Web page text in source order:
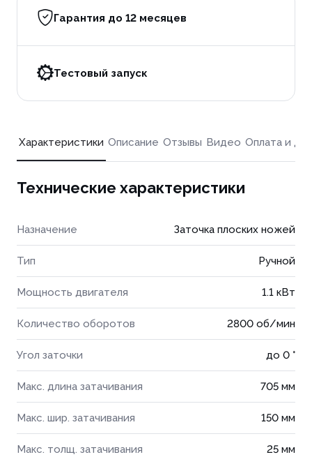
Гарантия до 12 месяцев
Тестовый запуск
Характеристики Описание Отзывы Видео Оплата и
Технические характеристики
Назначение Заточка плоских ножей
Тип Ручной
Мощность двигателя 1.1 кВт
Количество оборотов 2800 об/мин
Угол заточки до 0 °
Макс. длина затачивания 705 мм
Макс. шир. затачивания 150 мм
Макс. толщ. затачивания 25 мм